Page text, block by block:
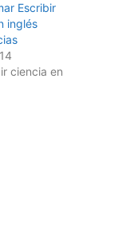
Escribir
inglés
ciencia en